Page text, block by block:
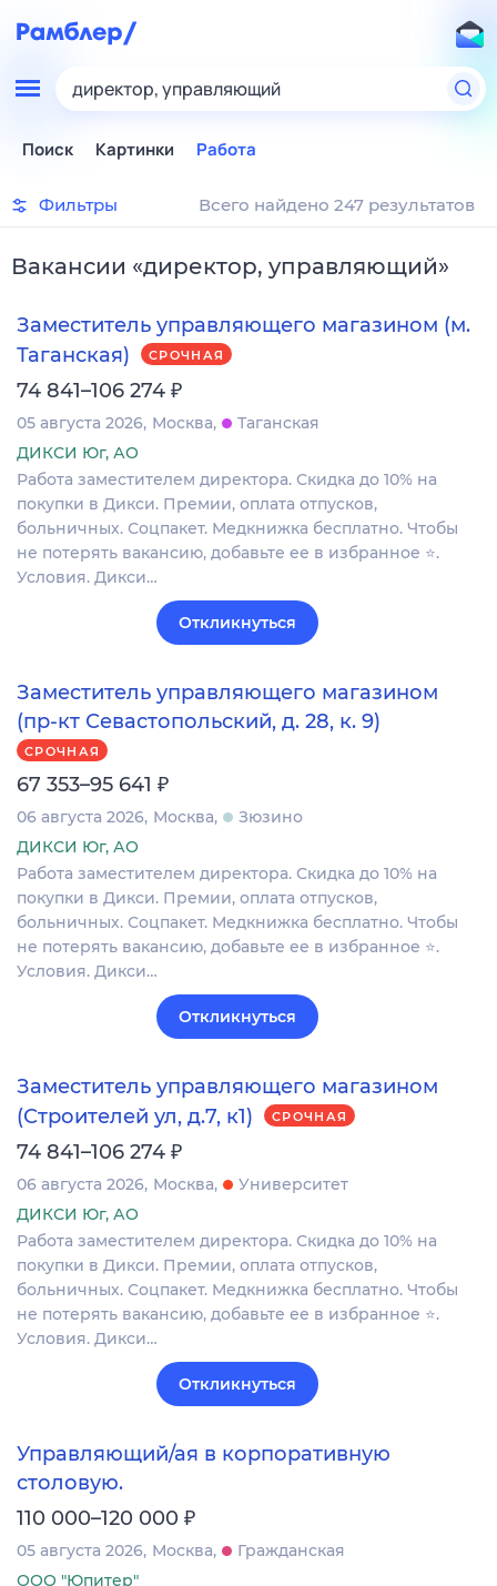
директор, управляющий
Поиск Картинки Работа
Фильтры Всего найдено 247 результатов
Вакансии «директор, управляющий»
Заместитель управляющего магазином (м.
Таганская)
СРОЧНАЯ
74 841–106 274 ₽
05 августа 2026 Москва
Таганская
ДИКСИ Юг, АО
Работа заместителем директора. Скидка до 10% на
покупки в Дикси. Премии, оплата отпусков,
больничных. Соцпакет. Медкнижка бесплатно. Чтобы
не потерять вакансию, добавьте ее в избранное ⭐.
Условия. Дикси…
Откликнуться
Заместитель управляющего магазином
(пр-кт Севастопольский, д. 28, к. 9)
СРОЧНАЯ
67 353–95 641 ₽
06 августа 2026 Москва
Зюзино
ДИКСИ Юг, АО
Работа заместителем директора. Скидка до 10% на
покупки в Дикси. Премии, оплата отпусков,
больничных. Соцпакет. Медкнижка бесплатно. Чтобы
не потерять вакансию, добавьте ее в избранное ⭐.
Условия. Дикси…
Откликнуться
Заместитель управляющего магазином
(Строителей ул, д.7, к1)
СРОЧНАЯ
74 841–106 274 ₽
06 августа 2026 Москва
Университет
ДИКСИ Юг, АО
Работа заместителем директора. Скидка до 10% на
покупки в Дикси. Премии, оплата отпусков,
больничных. Соцпакет. Медкнижка бесплатно. Чтобы
не потерять вакансию, добавьте ее в избранное ⭐.
Условия. Дикси…
Откликнуться
Управляющий/ая в корпоративную
столовую.
110 000–120 000 ₽
05 августа 2026 Москва
Гражданская
ООО "Юпитер"